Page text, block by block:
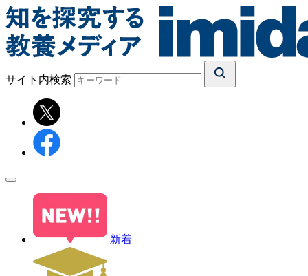
サイト内検索
新着